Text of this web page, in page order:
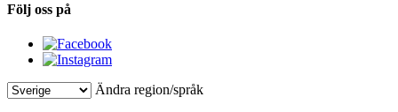
Följ oss på
Ändra region/språk